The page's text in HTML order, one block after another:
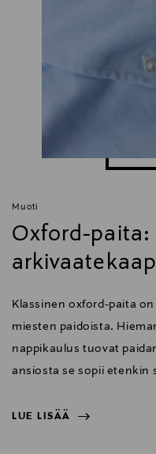
Muoti
Oxford-paita:
Klassinen oxford-paita
miesten paidoista.
nappikaulus tuovat
ansiosta se sopii etenkin
LUE LISÄÄ